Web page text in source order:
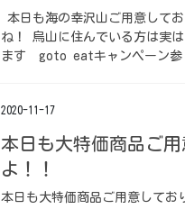
本日も海の幸沢山ご用意して
ね！ 烏山に住んでいる方は実
ます goto eatキャンペーン
2020-11-17
本日も大特価商品ご
よ！！
本日も大特価商品ご用意して